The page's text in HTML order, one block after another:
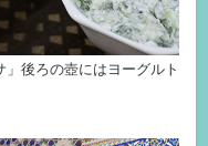
後ろの壺にはヨーグルト